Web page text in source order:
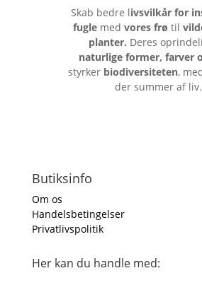
Skab bedre livsvilkår for
fuglemed vores frø til
planter. Deres
naturlige former, farver
styrker biodiversiteten,
der summer af liv.
Butiksinfo
Om os
Handelsbetingelser
Privatlivspolitik
Her kan du handle med: